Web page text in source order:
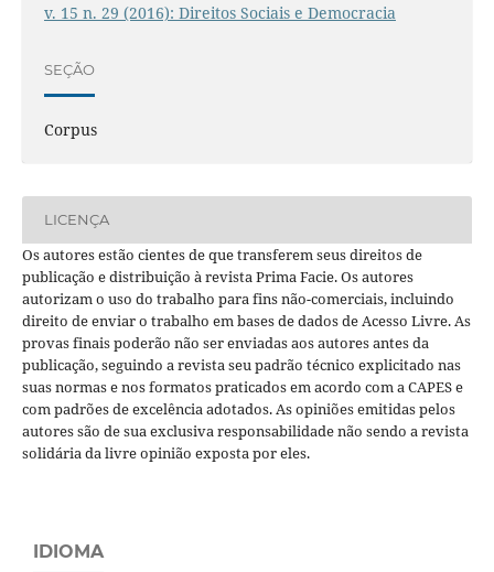
v. 15 n. 29 (2016): Direitos Sociais e Democracia
SEÇÃO
Corpus
LICENÇA
Os autores estão cientes de que transferem seus direitos de
publicação e distribuição à revista Prima Facie. Os autores
autorizam o uso do trabalho para fins não-comerciais, incluindo
direito de enviar o trabalho em bases de dados de Acesso Livre. As
provas finais poderão não ser enviadas aos autores antes da
publicação, seguindo a revista seu padrão técnico explicitado nas
suas normas e nos formatos praticados em acordo com a CAPES e
com padrões de excelência adotados. As opiniões emitidas pelos
autores são de sua exclusiva responsabilidade não sendo a revista
solidária da livre opinião exposta por eles.
IDIOMA